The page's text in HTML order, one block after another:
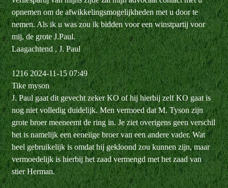
opnemen om de afwikkelingsmogelijkheden met u door te
nemen. Als ik u was zou ik bidden voor een winstpartij voor
mij, de grote J.Paul.
Laagachtend , J. Paul
1216 2024-11-15 07:49
Tike myson
J. Paul gaat dit gevecht zeker KO of hij hierbij zelf KO gaat is
nog niet volledig duidelijk. Men vermoed dat M. Tyson zijn
grote broer meeneemt de ring in. Je ziet overigens geen verschil
het is namelijk een eeneiige broer van een andere vader. Wat
heel gebruikelijk is omdat hij gekloond zou kunnen zijn, maar
vermoedelijk is hierbij het zaad vermengd met het zaad van
stier Herman.